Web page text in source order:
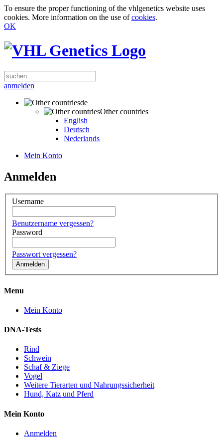
To ensure the proper functioning of the vhlgenetics website uses
cookies. More information on the use ofcookies.
OK
anmelden
de
Other countries
English
Deutsch
Nederlands
Mein Konto
Anmelden
Username
Benutzername vergessen?
Password
Passwort vergessen?
Menu
Mein Konto
DNA-Tests
Rind
Schwein
Schaf & Ziege
Vogel
Weitere Tierarten und Nahrungssicherheit
Hund, Katz und Pferd
Mein Konto
Anmelden